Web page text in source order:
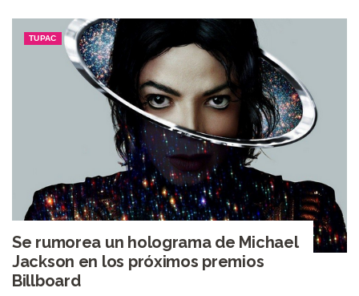
TUPAC
Se rumorea un holograma de Michael
Jackson en los próximos premios
Billboard